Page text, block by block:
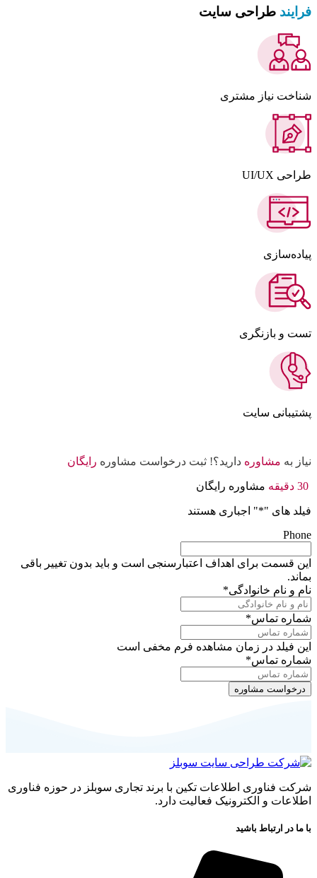
فرایند طراحی سایت
شناخت نیاز مشتری
طراحی UI/UX
پیاده‌سازی
تست و بازنگری
پشتیبانی سایت
نیاز به مشاوره دارید؟! ثبت درخواست مشاوره رایگان
مشاوره رایگان
فیلد های "*" اجباری هستند
Phone
این قسمت برای اهداف اعتبارسنجی است و باید بدون تغییر باقی
بماند.
نام و نام خانوادگی*
شماره تماس*
این فیلد در زمان مشاهده فرم مخفی است
شماره تماس*
شرکت فناوری اطلاعات تکین با برند تجاری سوبلز در حوزه فناوری
اطلاعات و الکترونیک فعالیت دارد.
با ما در ارتباط باشید